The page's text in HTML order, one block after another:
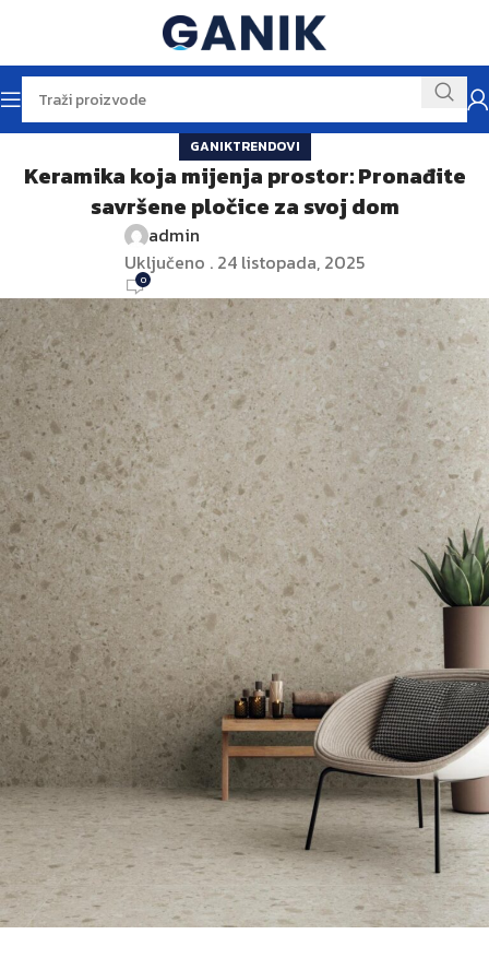
GANIKTRENDOVI
Keramika koja mijenja prostor: Pronađite
savršene pločice za svoj dom
admin
Uključeno . 24 listopada, 2025
0